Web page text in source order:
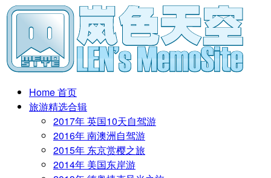
Home 首页
旅游精选合辑
2017年 英国10天自驾游
2016年 南澳洲自驾游
2015年 东京赏樱之旅
2014年 美国东岸游